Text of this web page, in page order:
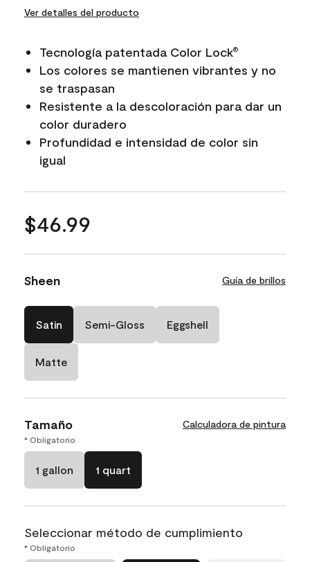
Ver detalles del producto
Tecnología patentada Color Lock®
Los colores se mantienen vibrantes y no
se traspasan
Resistente a la descoloración para dar un
color duradero
Profundidad e intensidad de color sin
igual
$46.99
Sheen Guía de brillos
Satin Semi-Gloss Eggshell
Matte
Tamaño Calculadora de pintura
* Obligatorio
1 gallon 1 quart
Seleccionar método de cumplimiento
* Obligatorio